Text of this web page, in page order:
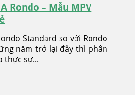
Rondo – Mẫu MPV
Standard so với Rondo
năm trở lại đây thì phân
thực sự...